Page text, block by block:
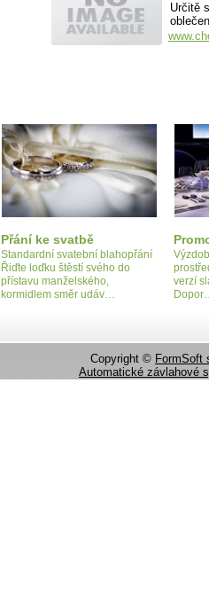
Určitě
Přání ke svatbě
Standardní svatební blahopřání
Řiďte loďku štěstí svého do
přístavu manželského,
kormidlem směr udáv…
verzí
Copyright © FormSoft
Automatické závlahové